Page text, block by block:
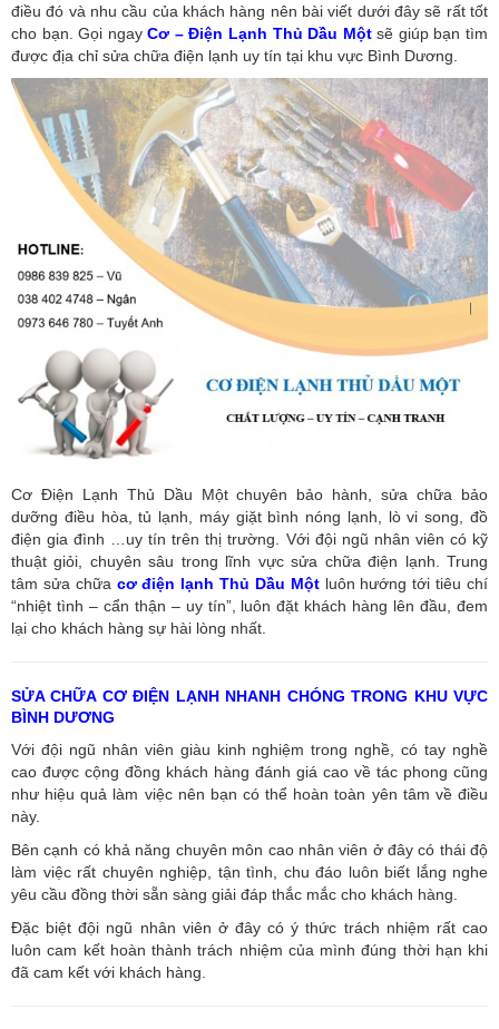
điều đó và nhu cầu của khách hàng nên bài viết dưới đây sẽ rất tốt
cho bạn. Gọi ngayCơ – Điện Lạnh Thủ Dầu Một sẽ giúp bạn tìm
được địa chỉ sửa chữa điện lạnh uy tín tại khu vực Bình Dương.
Cơ Điện Lạnh Thủ Dầu Một chuyên bảo hành, sửa chữa bảo
dưỡng điều hòa, tủ lạnh, máy giặt bình nóng lạnh, lò vi song, đồ
điện gia đình …uy tín trên thị trường. Với đội ngũ nhân viên có kỹ
thuật giỏi, chuyên sâu trong lĩnh vực sửa chữa điện lạnh. Trung
tâm sửa chữa cơ điện lạnh Thủ Dầu Mộtluôn hướng tới tiêu chí
“nhiệt tình – cẩn thận – uy tín”, luôn đặt khách hàng lên đầu, đem
lại cho khách hàng sự hài lòng nhất.
SỬA CHỮA CƠ ĐIỆN LẠNH NHANH CHÓNG TRONG KHU VỰC
BÌNH DƯƠNG
Với đội ngũ nhân viên giàu kinh nghiệm trong nghề, có tay nghề
cao được cộng đồng khách hàng đánh giá cao về tác phong cũng
như hiệu quả làm việc nên bạn có thể hoàn toàn yên tâm về điều
này.
Bên cạnh có khả năng chuyên môn cao nhân viên ở đây có thái độ
làm việc rất chuyên nghiệp, tận tình, chu đáo luôn biết lắng nghe
yêu cầu đồng thời sẵn sàng giải đáp thắc mắc cho khách hàng.
Đặc biệt đội ngũ nhân viên ở đây có ý thức trách nhiệm rất cao
luôn cam kết hoàn thành trách nhiệm của mình đúng thời hạn khi
đã cam kết với khách hàng.